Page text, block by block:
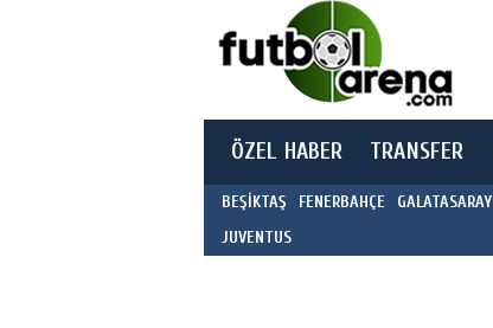
ÖZEL HABER TRANSFER
BEŞİKTAŞ FENERBAHÇE GALATASARAY
JUVENTUS